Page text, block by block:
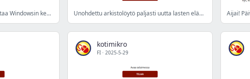
Äkkipäätös: Microsoft lakkauttaa Windowsin keskeisen ohjelman Unohdettu arkistolöytö paljasti uutta lasten elämästä 4 500 vuotta sitten: ”Uskomattoman koskettavaa”
kotimikro
FI · 2025-5-29